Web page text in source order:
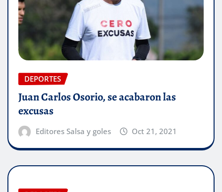
DEPORTES
Juan Carlos Osorio, se acabaron las
excusas
Editores Salsa y goles Oct 21, 2021